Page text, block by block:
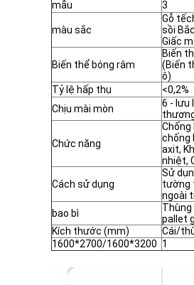
mẫu
3
màu sắc
Gỗ
sồi
Giấc
Biến thể bóng râm
Biến
(Biến
ô)
Tỷ lệ hấp thụ
<0,2%
Chịu mài mòn
6 - lưu
Chức năng
Chống
chống
axit,
nhiệt,
Cách sử dụng
Sử
tường
ngoài
bao bì
Thùng
pallet
Kích thước (mm)
Cái/
1600*2700/1600*3200 1